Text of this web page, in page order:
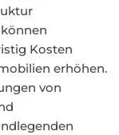
Kosten
erhöhen.
von